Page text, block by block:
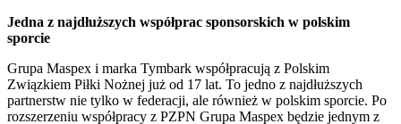
Jedna z najdłuższych współprac sponsorskich w polskim
sporcie
Grupa Maspex i marka Tymbark współpracują z Polskim
Związkiem Piłki Nożnej już od 17 lat. To jedno z najdłuższych
partnerstw nie tylko w federacji, ale również w polskim sporcie. Po
rozszerzeniu współpracy z PZPN Grupa Maspex będzie jednym z